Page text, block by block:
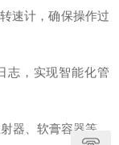
速计，确保操作过
志，实现智能化管
器、软膏容器等，